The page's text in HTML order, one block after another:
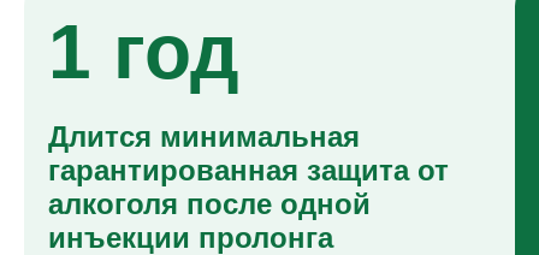
1 год
Длится минимальная
гарантированная защита от
алкоголя после одной
инъекции пролонга